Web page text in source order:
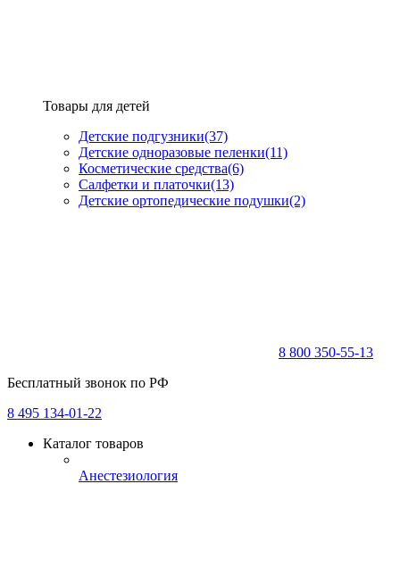
Товары для детей
Детские подгузники(37)
Детские одноразовые пеленки(11)
Косметические средства(6)
Салфетки и платочки(13)
Детские ортопедические подушки(2)
8 800 350-55-13
Бесплатный звонок по РФ
8 495 134-01-22
Каталог товаров
Анестезиология